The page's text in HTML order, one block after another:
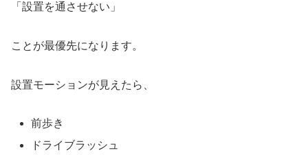
「設置を通させない」
ことが最優先になります。
設置モーションが見えたら、
前歩き
ドライブラッシュ